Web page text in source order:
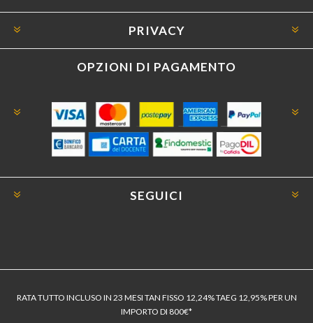
PRIVACY
OPZIONI DI PAGAMENTO
SEGUICI
RATA TUTTO INCLUSO IN 23 MESI TAN FISSO 12,24% TAEG 12,95% PER UN
IMPORTO DI 800€*